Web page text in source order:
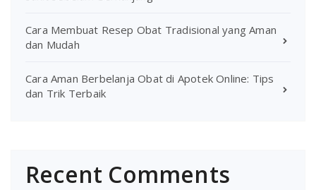
Cara Membuat Resep Obat Tradisional yang Aman
dan Mudah
Cara Aman Berbelanja Obat di Apotek Online: Tips
dan Trik Terbaik
Recent Comments